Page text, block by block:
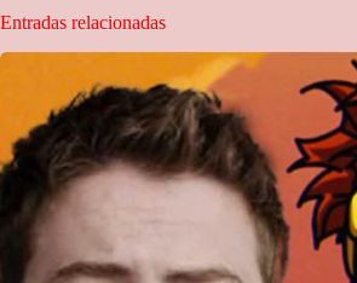
Entradas relacionadas